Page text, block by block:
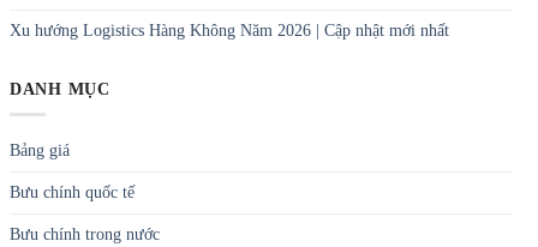
Xu hướng Logistics Hàng Không Năm 2026 | Cập nhật mới nhất
DANH MỤC
Bảng giá
Bưu chính quốc tế
Bưu chính trong nước